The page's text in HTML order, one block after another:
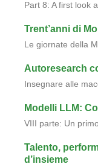
Part 8: A first look
Trent’anni di
Le giornate della
Autoresearch
Insegnare alle
Modelli LLM:
VIII parte: Un
Talento,
d’insieme